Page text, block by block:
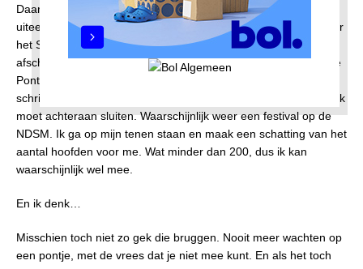
Daarna fietsen we naar de Pontsteiger voor een korte
uiteenzetting over het wel en wee van dat gebouw. Daarna naar
het Stenen Hoofd. Dan heb ik het wel gezien en neem ik
afscheid van Jos en de groep. Ik besluit om het pontje vanaf de
Pontsteiger terug naar huis te nemen. Bij de aanlegsteiger
schrik ik, een enorme groep mensen staat er al te wachten en ik
moet achteraan sluiten. Waarschijnlijk weer een festival op de
NDSM. Ik ga op mijn tenen staan en maak een schatting van het
aantal hoofden voor me. Wat minder dan 200, dus ik kan
waarschijnlijk wel mee.
En ik denk…
Misschien toch niet zo gek die bruggen. Nooit meer wachten op
een pontje, met de vrees dat je niet mee kunt. En als het toch